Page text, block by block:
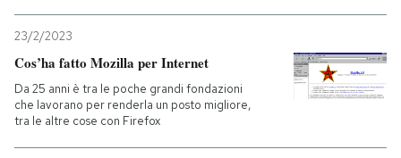
Cultura
Economia
Sport
Mondiali calcio 2026
23/2/2023
Cos’ha fatto Mozilla per Internet
Da 25 anni è tra le poche grandi fondazioni
che lavorano per renderla un posto migliore,
tra le altre cose con Firefox